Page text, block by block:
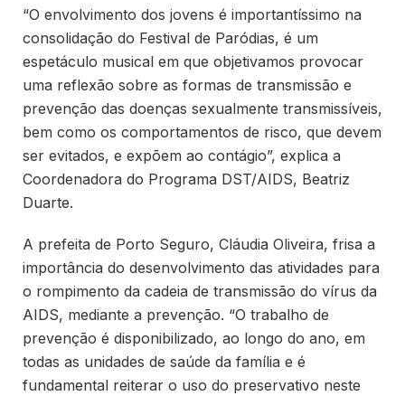
“O envolvimento dos jovens é importantíssimo na
consolidação do Festival de Paródias, é um
espetáculo musical em que objetivamos provocar
uma reflexão sobre as formas de transmissão e
prevenção das doenças sexualmente transmissíveis,
bem como os comportamentos de risco, que devem
ser evitados, e expõem ao contágio”, explica a
Coordenadora do Programa DST/AIDS, Beatriz
Duarte.
A prefeita de Porto Seguro, Cláudia Oliveira, frisa a
importância do desenvolvimento das atividades para
o rompimento da cadeia de transmissão do vírus da
AIDS, mediante a prevenção. “O trabalho de
prevenção é disponibilizado, ao longo do ano, em
todas as unidades de saúde da família e é
fundamental reiterar o uso do preservativo neste